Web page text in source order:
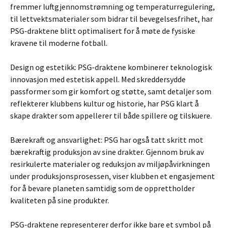
fremmer luftgjennomstrømning og temperaturregulering,
til lettvektsmaterialer som bidrar til bevegelsesfrihet, har
PSG-draktene blitt optimalisert for å møte de fysiske
kravene til moderne fotball.
Design og estetikk: PSG-draktene kombinerer teknologisk
innovasjon med estetisk appell. Med skreddersydde
passformer som gir komfort og støtte, samt detaljer som
reflekterer klubbens kultur og historie, har PSG klart å
skape drakter som appellerer til både spillere og tilskuere.
Bærekraft og ansvarlighet: PSG har også tatt skritt mot
bærekraftig produksjon av sine drakter. Gjennom bruk av
resirkulerte materialer og reduksjon av miljøpåvirkningen
under produksjonsprosessen, viser klubben et engasjement
for å bevare planeten samtidig som de opprettholder
kvaliteten på sine produkter.
PSG-draktene representerer derfor ikke bare et symbol på